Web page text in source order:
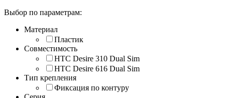
Выбор по параметрам:
Материал
Пластик
Совместимость
HTC Desire 310 Dual Sim
HTC Desire 616 Dual Sim
Тип крепления
Фиксация по контуру